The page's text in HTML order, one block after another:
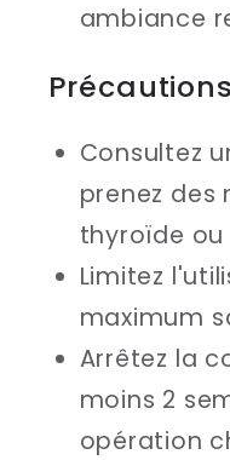
ambiance
Consultez
prenez des
thyroïde ou
Limitez
maximum
Arrêtez la
moins 2
opération